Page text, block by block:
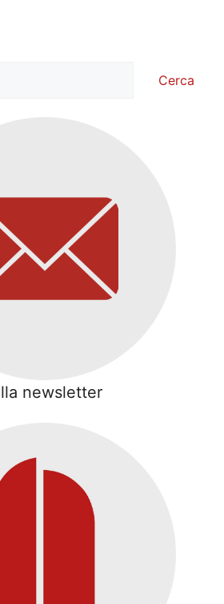
Cerca
newsletter